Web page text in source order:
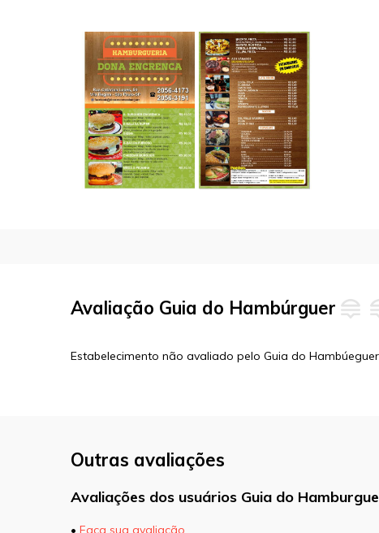
Avaliação Guia do Hambúrguer
Estabelecimento não avaliado pelo Guia do Hambúeguer.
Outras avaliações
Avaliações dos usuários Guia do
• Faça sua avaliação